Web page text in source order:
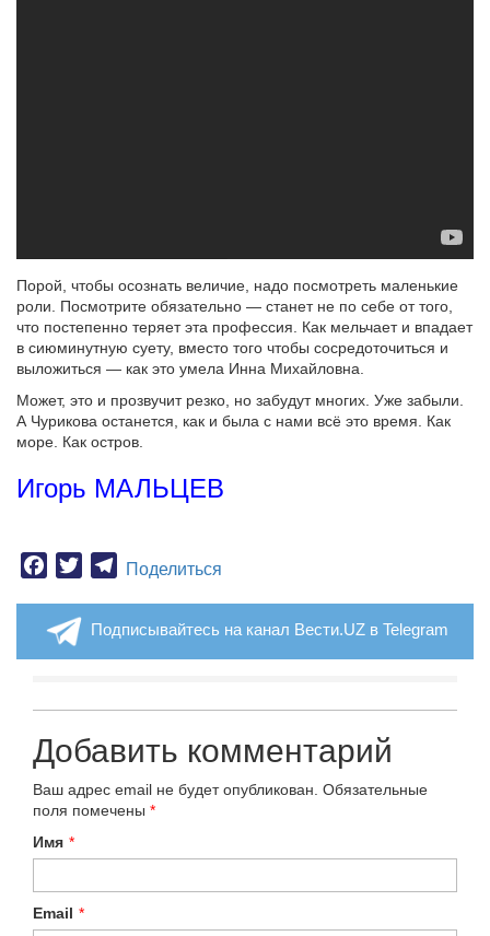
Порой, чтобы осознать величие, надо посмотреть маленькие
роли. Посмотрите обязательно — станет не по себе от того,
что постепенно теряет эта профессия. Как мельчает и впадает
в сиюминутную суету, вместо того чтобы сосредоточиться и
выложиться — как это умела Инна Михайловна.
Может, это и прозвучит резко, но забудут многих. Уже забыли.
А Чурикова останется, как и была с нами всё это время. Как
море. Как остров.
Игорь МАЛЬЦЕВ
Facebook
TwitterTelegram
Поделиться
Подписывайтесь на канал Вести.UZ в Telegram
Добавить комментарий
Ваш адрес email не будет опубликован. Обязательные
поля помечены *
Имя *
Email *